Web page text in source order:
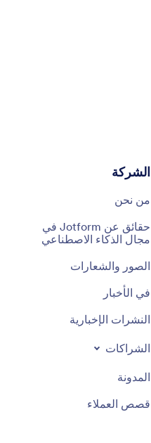
الشركة
من نحن
حقائق عن Jotform في
مجال الذكاء الاصطناعي
الصور والشعارات
في الأخبار
النشرات الإخبارية
الشراكات
المدونة
قصص العملاء